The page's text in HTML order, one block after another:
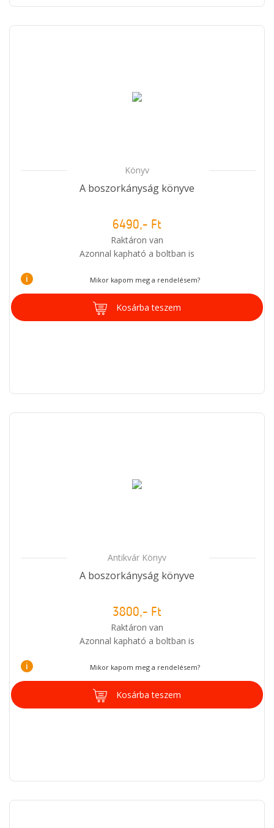
Könyv
A boszorkányság könyve
6490,- Ft
Raktáron van
Azonnal kapható a boltban is
i Mikor kapom meg a rendelésem?
Kosárba teszem
Antikvár Könyv
A boszorkányság könyve
3800,- Ft
Raktáron van
Azonnal kapható a boltban is
i Mikor kapom meg a rendelésem?
Kosárba teszem